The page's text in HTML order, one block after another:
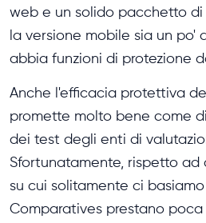
web e un solido pacchetto
la versione mobile sia un po'
abbia funzioni di protezione
Anche l'efficacia protettiva
promette molto bene come
dei test degli enti di
Sfortunatamente, rispetto ad
su cui solitamente ci basiamo
Comparatives prestano